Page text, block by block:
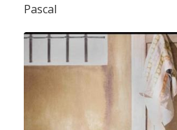
Pascal